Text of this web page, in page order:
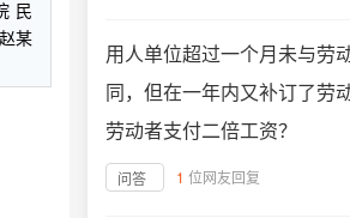
民
某
用人单位超过一个月未与劳
同，但在一年内又补订了劳
劳动者支付二倍工资？
问答 1 位网友回复